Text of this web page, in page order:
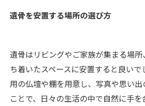
遺骨を安置する場所の選び方
遺骨はリビングやご家族が集まる場
ち着いたスペースに安置すると良いで
用の仏壇や棚を用意し、写真や思い
ことで、日々の生活の中で自然に手